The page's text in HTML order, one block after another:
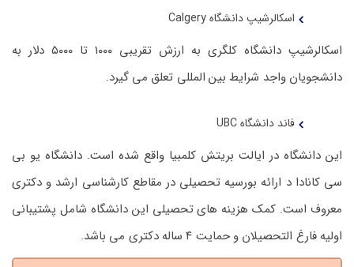
اسکالرشیپ دانشگاه Calgery
اسکالرشیپ دانشگاه کلگری به ارزش تقریبی ۱۰۰۰ تا ۵۰۰۰ دلار به
دانشجویان واجد شرایط بین المللی تعلق می گیرد.
فاند دانشگاه UBC
این دانشگاه در ایالت بریتش کلمبیا واقع شده است. دانشگاه یو بی
سی کانادا د ارائه بورسیه تحصیلی در مقاطع کارشناسی ارشد و دکتری
معروف است. کمک هزینه های تحصیلی این دانشگاه شامل پشتیبانی
اولیه فارغ التحصیلان و حمایت ۴ ساله دکتری می باشد.